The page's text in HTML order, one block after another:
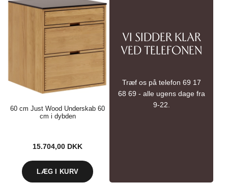
60 cm Just Wood Underskab 60
cm i dybden
15.704,00 DKK
VI SIDDER KLAR
VED TELEFONEN
Træf os på telefon 69 17
68 69 - alle ugens dage fra
9-22.